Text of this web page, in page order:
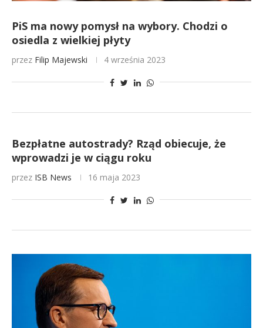
PiS ma nowy pomysł na wybory. Chodzi o
osiedla z wielkiej płyty
przez Filip Majewski 4 września 2023
Bezpłatne autostrady? Rząd obiecuje, że
wprowadzi je w ciągu roku
przez ISB News 16 maja 2023